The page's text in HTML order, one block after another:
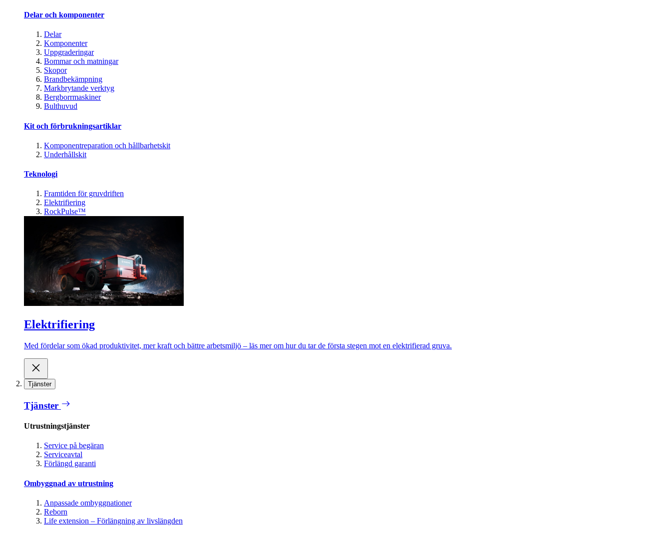
Delar och komponenter
Delar
Komponenter
Uppgraderingar
Bommar och matningar
Skopor
Brandbekämpning
Markbrytande verktyg
Bergborrmaskiner
Bulthuvud
Kit och förbrukningsartiklar
Komponentreparation och hållbarhetskit
Underhållskit
Teknologi
Framtiden för gruvdriften
Elektrifiering
RockPulse™
Elektrifiering
Med fördelar som ökad produktivitet, mer kraft och bättre arbetsmiljö – läs mer om hur du tar de första stegen mot en elektrifierad gruva.
Tjänster
Tjänster
Utrustningstjänster
Service på begäran
Serviceavtal
Förlängd garanti
Ombyggnad av utrustning
Anpassade ombyggnationer
Reborn
Life extension – Förlängning av livslängden